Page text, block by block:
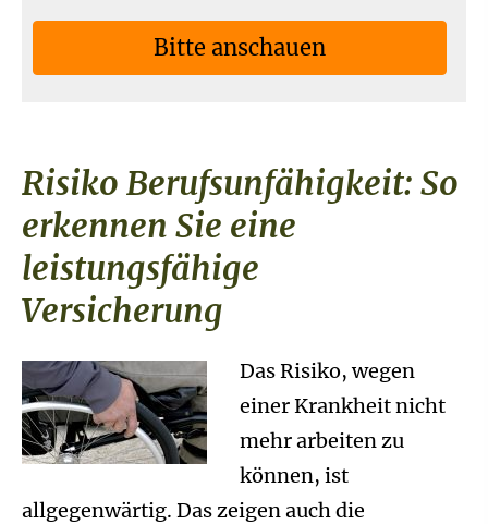
Bitte anschauen
Risiko Berufs­unfähig­keit: So
erkennen Sie eine
leistungsfähige
Versicherung
Das Risiko, wegen
einer Krankheit nicht
mehr arbeiten zu
können, ist
allgegenwärtig. Das zeigen auch die